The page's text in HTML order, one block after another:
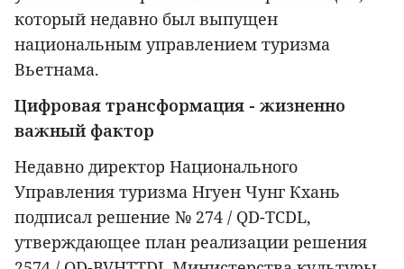
который недавно был выпущен
национальным управлением туризма
Вьетнама.
Цифровая трансформация - жизненно
важный фактор
Недавно директор Национального
Управления туризма Нгуен Чунг Кхань
подписал решение № 274 / QD-TCDL,
утверждающее план реализации решения